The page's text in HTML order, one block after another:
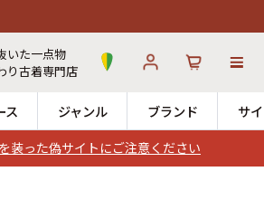
装った偽サイトにご注意ください
いた一点物
り古着専門店
ス ジャンル ブランド サ